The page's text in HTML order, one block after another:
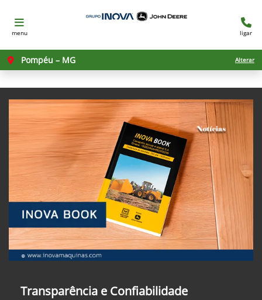
menu ligar
Pompéu – MG Alterar
Transparência e Confiabilidade